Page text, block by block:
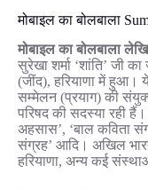
मोबाइल का बोलबाला
मोबाइल का बोलबाला
सुरेखा शर्मा ‘शांति’ जी
(जींद), हरियाणा में हुआ। ये
सम्मेलन (प्रयाग) की
परिषद की सदस्या रही
अहसास’, ‘बाल कविता
संग्रह’ आदि। अखिल
हरियाणा, अन्य कई